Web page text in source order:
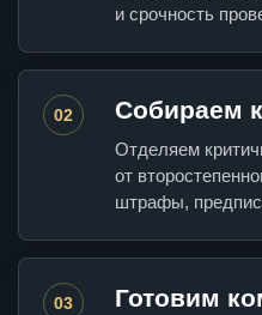
и срочность
02 Собираем
Отделяем
от
штрафы,
03 Готовим